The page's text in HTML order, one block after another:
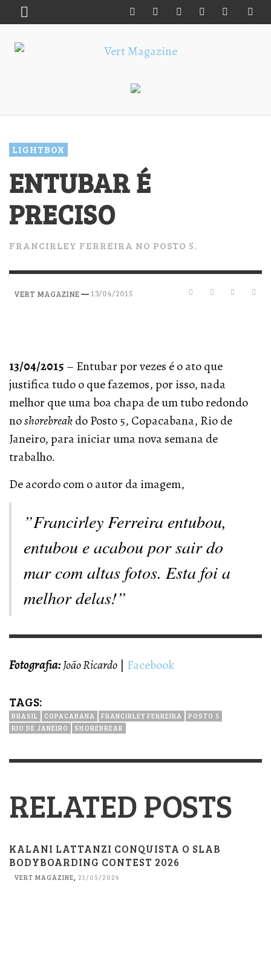
LIGHTBOX
ENTUBAR É
PRECISO
FRANCIRLEY FERREIRA NO POSTO 5.
VERT MAGAZINE— 13/04/2015
13/04/2015 – Entubar por vezes é o ato que
justifica tudo o que fazemos, por isso, nada
melhor que uma boa chapa de um tubo redondo
noshorebreakdo Posto 5, Copacabana, Rio de
Janeiro, para iniciar uma nova semana de
trabalho.
De acordo com o autor da imagem,
”Francirley Ferreira entubou,
entubou e acabou por sair do
mar com altas fotos. Esta foi a
melhor delas!”
Fotografia:João Ricardo | Facebook
TAGS:
BRASIL COPACABANA FRANCIRLEY FERREIRA
POSTO 5
RIO DE JANEIRO
SHOREBREAK
RELATED POSTS
KALANI LATTANZI CONQUISTA O SLAB
BODYBOARDING CONTEST 2026
VERT MAGAZINE 21/05/2026